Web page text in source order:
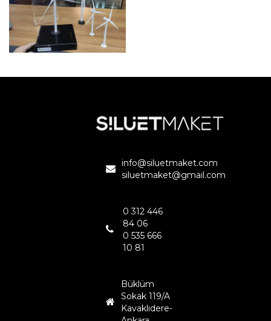
GÜRCİSTAN
RÜZGAR ENERJİ
info@siluetmaket.com
siluetmaket@gmail.com
0 312 446
84 06
0 535 666
10 81
Büklüm
Sokak 119/A
Kavaklıdere-